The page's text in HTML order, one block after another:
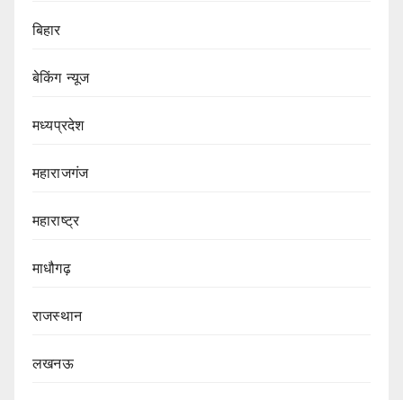
बिहार
बेकिंग न्यूज
मध्यप्रदेश
महाराजगंज
महाराष्ट्र
माधौगढ़
राजस्थान
लखनऊ